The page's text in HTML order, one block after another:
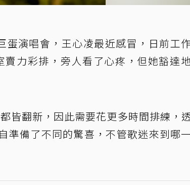
演唱會，王心凌最近感冒，日前工
力彩排，旁人看了心疼，但她豁達
皆翻新，因此需要花更多時間排練，
備了不同的驚喜，不管歌迷來到哪